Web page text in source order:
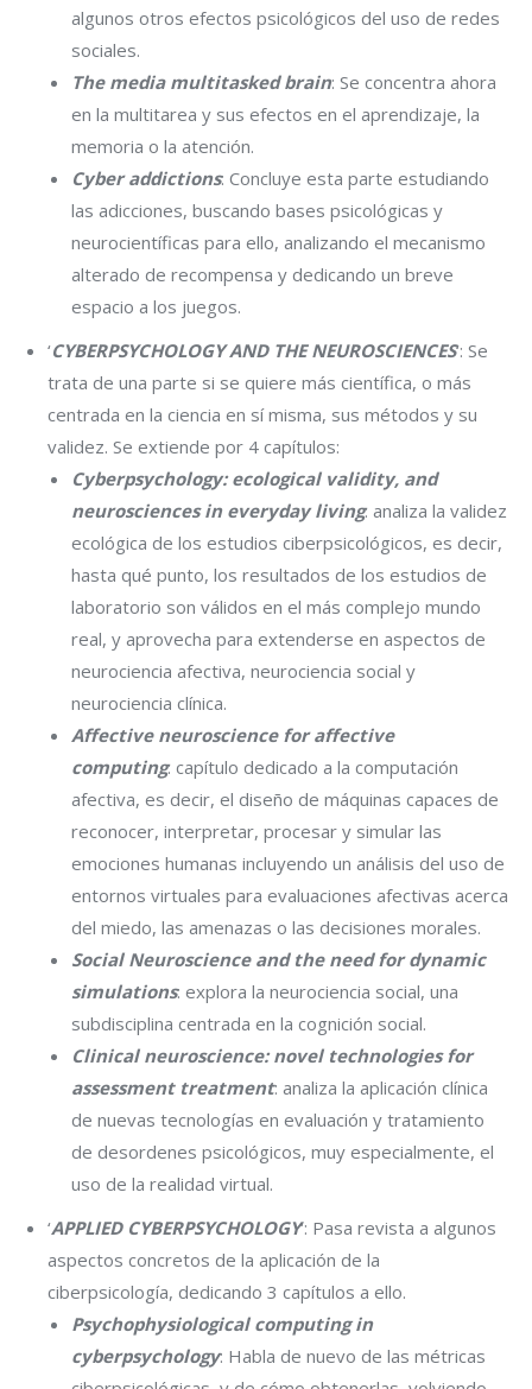
algunos otros efectos psicológicos del uso de redes
sociales.
The media multitasked brain: Se concentra ahora
en la multitarea y sus efectos en el aprendizaje, la
memoria o la atención.
Cyber addictions: Concluye esta parte estudiando
las adicciones, buscando bases psicológicas y
neurocientíficas para ello, analizando el mecanismo
alterado de recompensa y dedicando un breve
espacio a los juegos.
‘CYBERPSYCHOLOGY AND THE NEUROSCIENCES‘: Se
trata de una parte si se quiere más científica, o más
centrada en la ciencia en sí misma, sus métodos y su
validez. Se extiende por 4 capítulos:
Cyberpsychology: ecological validity, and
neurosciences in everyday living: analiza la validez
ecológica de los estudios ciberpsicológicos, es decir,
hasta qué punto, los resultados de los estudios de
laboratorio son válidos en el más complejo mundo
real, y aprovecha para extenderse en aspectos de
neurociencia afectiva, neurociencia social y
neurociencia clínica.
Affective neuroscience for affective
computing: capítulo dedicado a la computación
afectiva, es decir, el diseño de máquinas capaces de
reconocer, interpretar, procesar y simular las
emociones humanas incluyendo un análisis del uso de
entornos virtuales para evaluaciones afectivas acerca
del miedo, las amenazas o las decisiones morales.
Social Neuroscience and the need for dynamic
simulations: explora la neurociencia social, una
subdisciplina centrada en la cognición social.
Clinical neuroscience: novel technologies for
assessment treatment: analiza la aplicación clínica
de nuevas tecnologías en evaluación y tratamiento
de desordenes psicológicos, muy especialmente, el
uso de la realidad virtual.
‘APPLIED CYBERPSYCHOLOGY‘: Pasa revista a algunos
aspectos concretos de la aplicación de la
ciberpsicología, dedicando 3 capítulos a ello.
Psychophysiological computing in
cyberpsychology: Habla de nuevo de las métricas